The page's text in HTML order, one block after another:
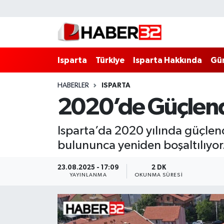
Isparta Türkiye Isparta Hakkında
HABERLER ISPARTA
2020’de
Isparta’da 2020 yılında
bulununca yeniden
23.08.2025 - 17:09
YAYINLANMA
2 DK
OKUNMA SÜRESI
Isparta Hakkında
Esnaf Diyor ki;
BİLİM VE TEKNOLOJİ
EĞİTİM
Isparta Nöbetçi Eczaneler
Isparta Hava Durumu
Isparta Trafik Yoğunluk Haritası
Süper Lig Puan Durumu ve Fikstür
Tüm Manşetler
Son Dakika Haberleri